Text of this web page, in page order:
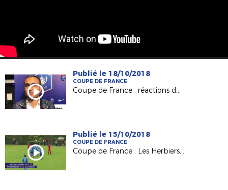
Publié le 18/10/2018
COUPE DE FRANCE
Coupe de France : réactions de Mulsanne et Mûrs-Erigné après le tirage au sort du 6e tour !
Publié le 15/10/2018
COUPE DE FRANCE
Coupe de France : Les Herbiers qualifié aux Robretières !